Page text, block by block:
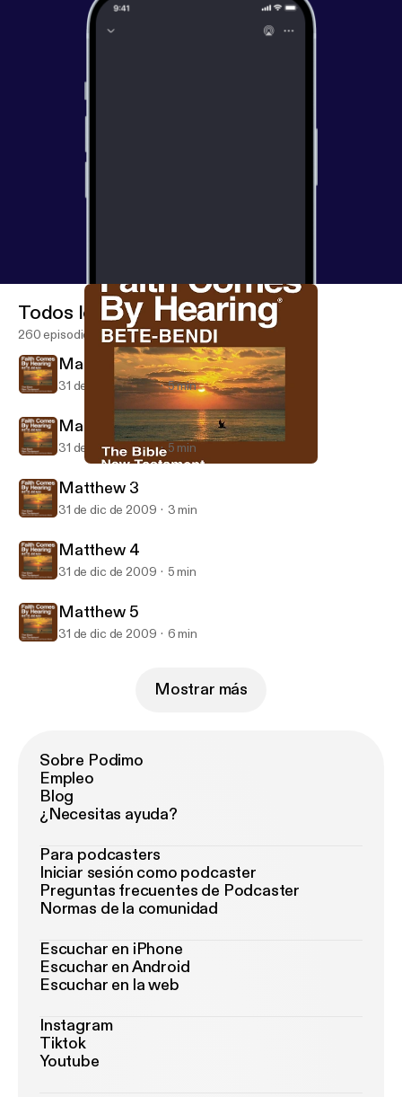
Bete-Bendi Bible (Dramatized)
Todos los episodios
260 episodios
Matthew 1
31 de dic de 2009 5 min
Matthew 2
31 de dic de 2009 5 min
Matthew 3
31 de dic de 2009 3 min
Matthew 4
31 de dic de 2009 5 min
Matthew 5
31 de dic de 2009 6 min
Mostrar más
Sobre Podimo
Empleo
Blog
¿Necesitas ayuda?
Para podcasters
Iniciar sesión como podcaster
Preguntas frecuentes de Podcaster
Normas de la comunidad
Escuchar en iPhone
Escuchar en Android
Escuchar en la web
Instagram
Tiktok
Youtube